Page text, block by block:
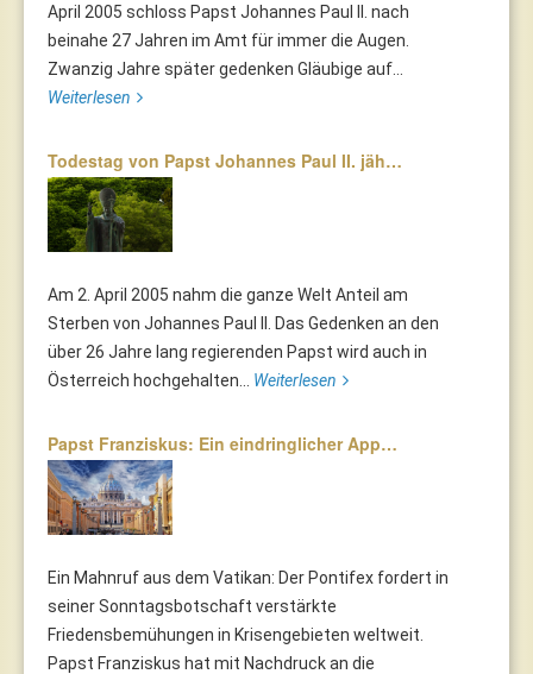
April 2005 schloss Papst Johannes Paul II. nach
beinahe 27 Jahren im Amt für immer die Augen.
Zwanzig Jahre später gedenken Gläubige auf...
Weiterlesen
Todestag von Papst Johannes Paul II. jäh…
Am 2. April 2005 nahm die ganze Welt Anteil am
Sterben von Johannes Paul II. Das Gedenken an den
über 26 Jahre lang regierenden Papst wird auch in
Österreich hochgehalten... Weiterlesen
Papst Franziskus: Ein eindringlicher App…
Ein Mahnruf aus dem Vatikan: Der Pontifex fordert in
seiner Sonntagsbotschaft verstärkte
Friedensbemühungen in Krisengebieten weltweit.
Papst Franziskus hat mit Nachdruck an die